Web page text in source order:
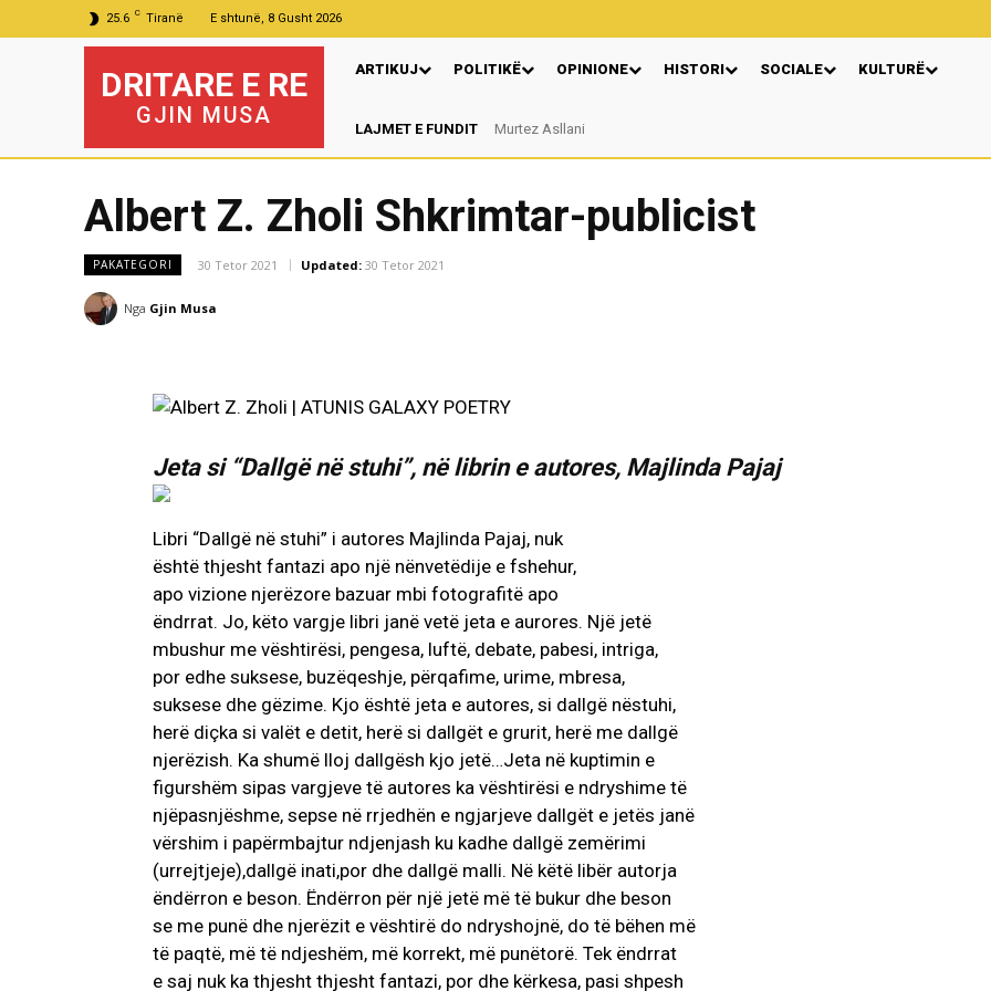
25.6 C Tiranë E shtunë, 8 Gusht 2026
DRITARE E RE
GJIN MUSA
ARTIKUJ POLITIKË OPINIONE HISTORI SOCIALE KULTURË
LAJMET E FUNDIT VERA GJONAJ – NJË EMËR I NJOHUR I DIASPORËS SHQIPTARE NË ITALI
Murtez Asllani
Albert Z. Zholi Shkrimtar-publicist
PAKATEGORI 30 Tetor 2021 Updated: 30 Tetor 2021
Nga Gjin Musa
Jeta si “Dallgë në stuhi”, në librin e autores, Majlinda Pajaj
Libri “Dallgë në stuhi” i autores Majlinda Pajaj, nuk
është thjesht fantazi apo një nënvetëdije e fshehur,
apo vizione njerëzore bazuar mbi fotografitë apo
ëndrrat. Jo, këto vargje libri janë vetë jeta e aurores. Një jetë
mbushur me vështirësi, pengesa, luftë, debate, pabesi, intriga,
por edhe suksese, buzëqeshje, përqafime, urime, mbresa,
suksese dhe gëzime. Kjo është jeta e autores, si dallgë nëstuhi,
herë diçka si valët e detit, herë si dallgët e grurit, herë me dallgë
njerëzish. Ka shumë lloj dallgësh kjo jetë…Jeta në kuptimin e
figurshëm sipas vargjeve të autores ka vështirësi e ndryshime të
njëpasnjëshme, sepse në rrjedhën e ngjarjeve dallgët e jetës janë
vërshim i papërmbajtur ndjenjash ku kadhe dallgë zemërimi
(urrejtjeje),dallgë inati,por dhe dallgë malli. Në këtë libër autorja
ëndërron e beson. Ëndërron për një jetë më të bukur dhe beson
se me punë dhe njerëzit e vështirë do ndryshojnë, do të bëhen më
të paqtë, më të ndjeshëm, më korrekt, më punëtorë. Tek ëndrrat
e saj nuk ka thjesht thjesht fantazi, por dhe kërkesa, pasi shpesh
VERA GJONAJ – NJË EMËR I
NJOHUR I DIASPORËS
SHQIPTARE NË ITALI
Gjin Musa 20 Shtator 2025 1